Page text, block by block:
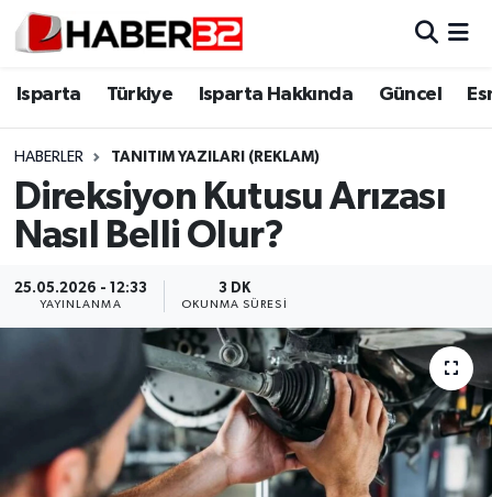
Isparta Türkiye Isparta Hakkında Güncel
HABERLER TANITIM YAZILARI (REKLAM)
Direksiyon Kutusu Arızası
Nasıl Belli Olur?
25.05.2026 - 12:33
YAYINLANMA
3 DK
OKUNMA SÜRESI
Isparta
Esnaf Diyor ki;
ASAYİŞ
BİLİM VE TEKNOLOJİ
GENEL
Güncel
Isparta Nöbetçi Eczaneler
Isparta Trafik Yoğunluk Haritası
Süper Lig Puan Durumu ve Fikstür
Tüm Manşetler
Son Dakika Haberleri
Haber Arşivi